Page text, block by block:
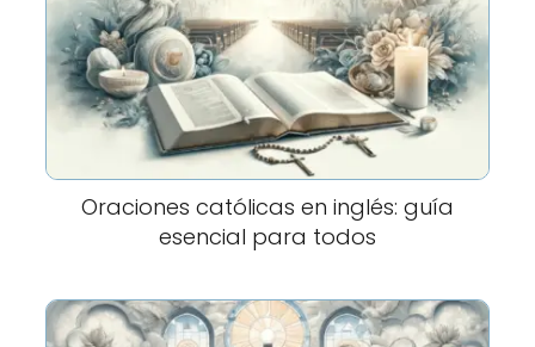
Oraciones católicas en inglés: guía
esencial para todos